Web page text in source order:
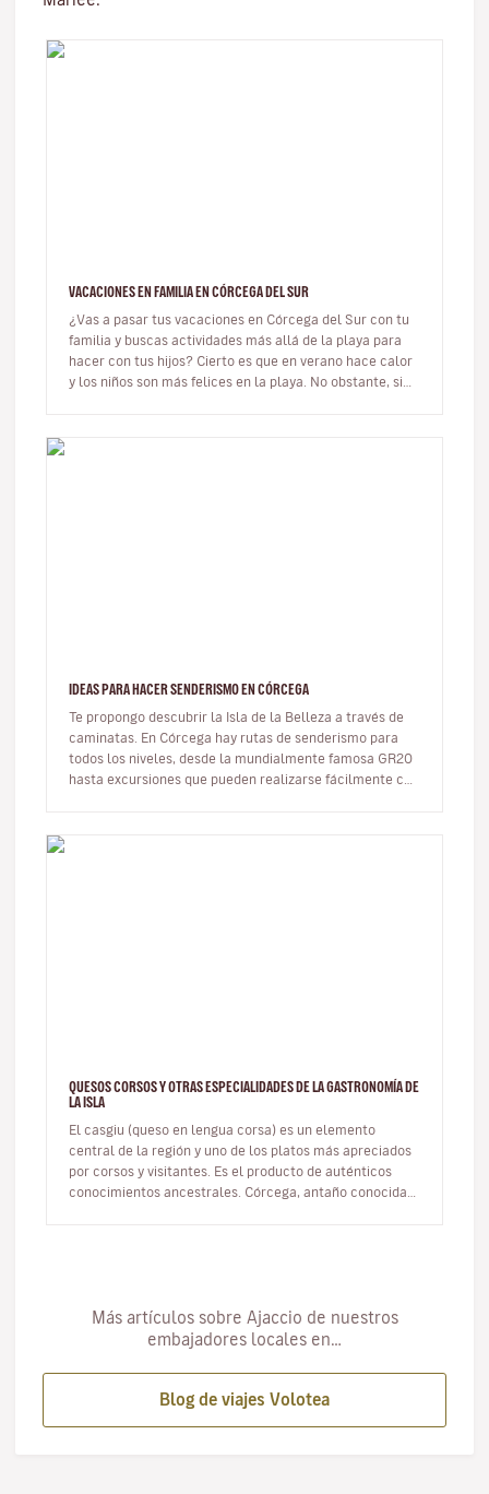
VACACIONES EN FAMILIA EN CÓRCEGA DEL SUR
¿Vas a pasar tus vacaciones en Córcega del Sur con tu
familia y buscas actividades más allá de la playa para
hacer con tus hijos? Cierto es que en verano hace calor
y los niños son más felices en la playa. No obstante, si
IDEAS PARA HACER SENDERISMO EN CÓRCEGA
Te propongo descubrir la Isla de la Belleza a través de
caminatas. En Córcega hay rutas de senderismo para
todos los niveles, desde la mundialmente famosa GR20
hasta excursiones que pueden realizarse fácilmente con
QUESOS CORSOS Y OTRAS ESPECIALIDADES DE LA GASTRONOMÍA DE
LA ISLA
El casgiu (queso en lengua corsa) es un elemento
central de la región y uno de los platos más apreciados
por corsos y visitantes. Es el producto de auténticos
conocimientos ancestrales. Córcega, antaño conocida
Más artículos sobre Ajaccio de nuestros
embajadores locales en…
Blog de viajes Volotea